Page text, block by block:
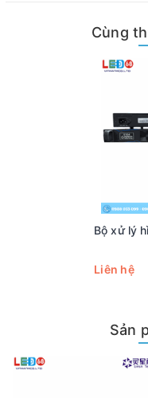
Cài đặt có thể được
Hỗ trợ cấp phép;
Cùng
Bộ xử lý
Liên hệ
Sản